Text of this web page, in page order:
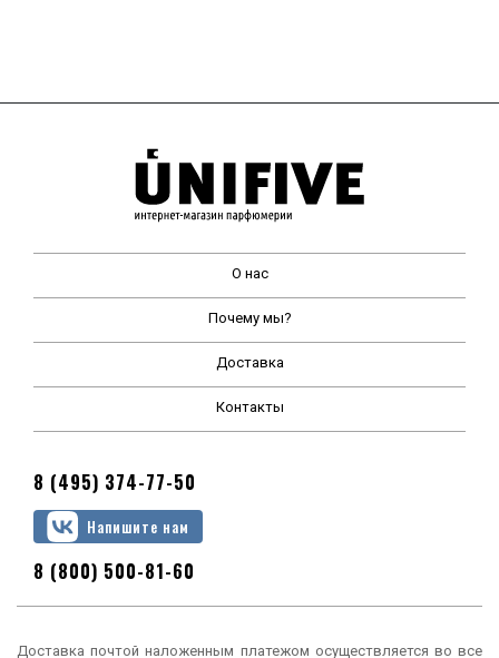
О нас
Почему мы?
Доставка
Контакты
8 (495) 374-77-50
Напишите нам
8 (800) 500-81-60
Доставка почтой наложенным платежом осуществляется во все